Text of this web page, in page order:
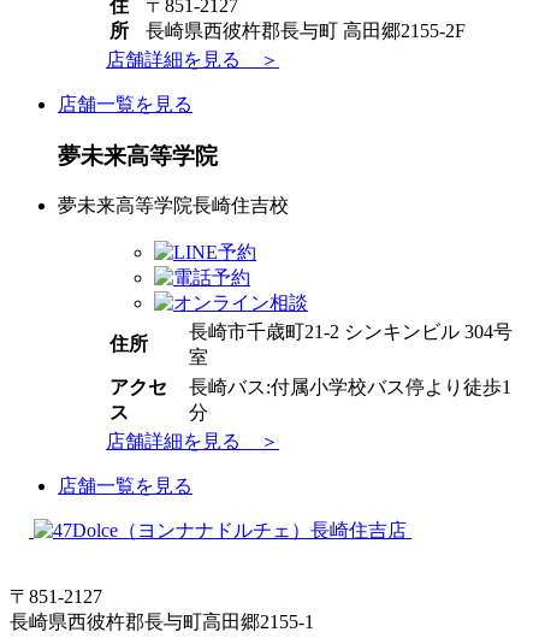
住
所
〒851-2127
長崎県西彼杵郡長与町 高田郷2155-2F
店舗詳細を見る ＞
店舗一覧を見る
夢未来高等学院
夢未来高等学院長崎住吉校
住所
長崎市千歳町21-2 シンキンビル 304号
室
アクセ
ス
長崎バス:付属小学校バス停より徒歩1
分
店舗詳細を見る ＞
店舗一覧を見る
〒851-2127
長崎県西彼杵郡長与町高田郷2155-1